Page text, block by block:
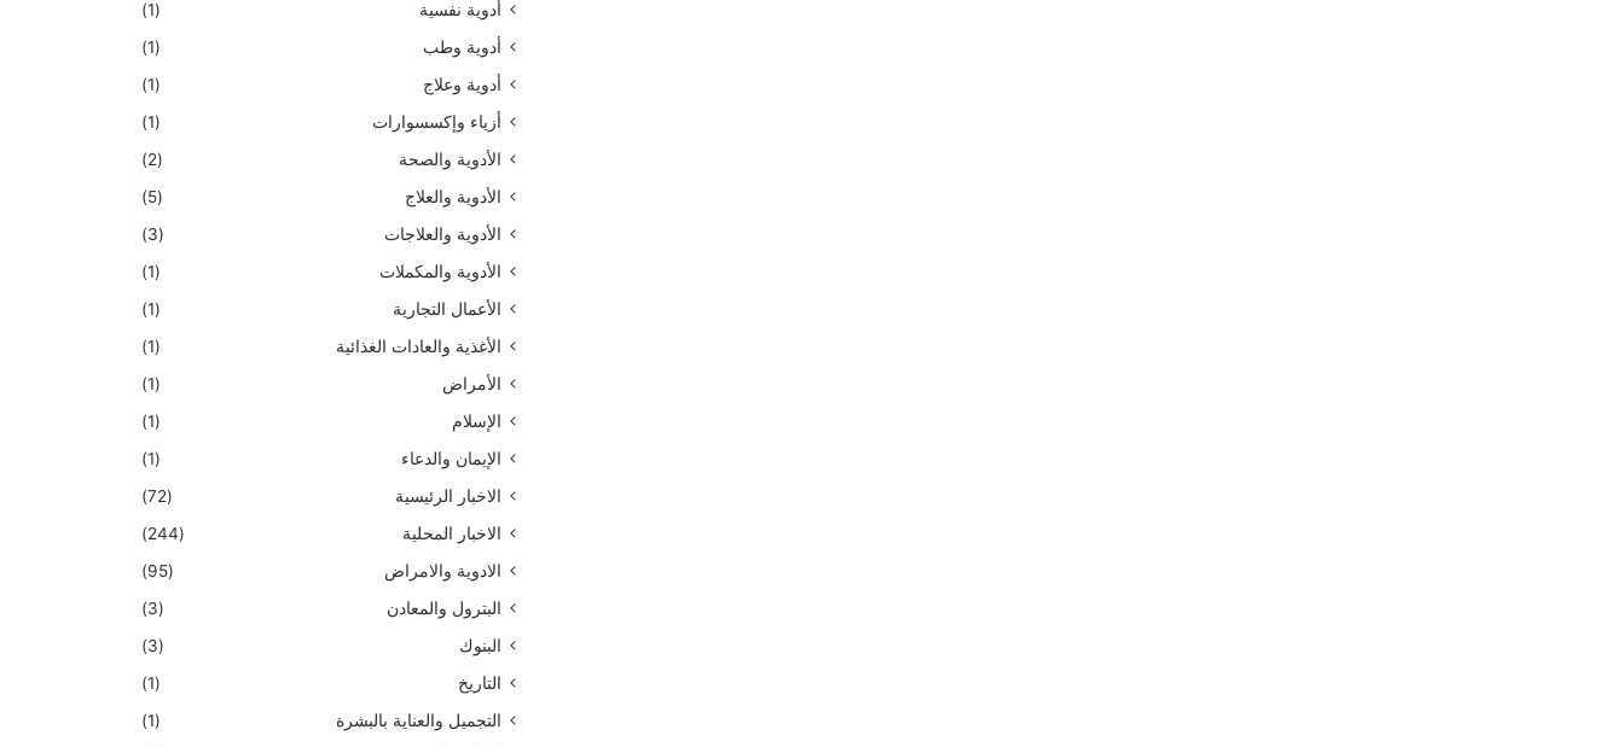
أدوية نفسية
(1)
أدوية وطب
(1)
أدوية وعلاج
(1)
أزياء وإكسسوارات
(1)
الأدوية والصحة
(2)
الأدوية والعلاج
(5)
الأدوية والعلاجات
(3)
الأدوية والمكملات
(1)
الأعمال التجارية
(1)
الأغذية والعادات الغذائية
(1)
الأمراض
(1)
الإسلام
(1)
الإيمان والدعاء
(1)
الاخبار الرئيسية
(72)
الاخبار المحلية
(244)
الادوية والامراض
(95)
البترول والمعادن
(3)
البنوك
(3)
التاريخ
(1)
التجميل والعناية بالبشرة
(1)